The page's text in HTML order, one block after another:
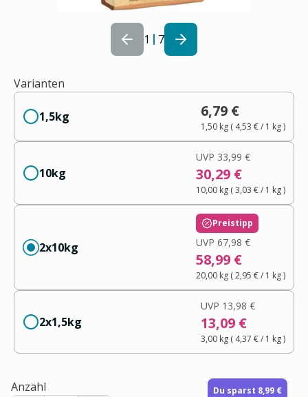
1 7
Varianten
1,5kg 6,79 €
1,50 kg( 4,53 €/ 1 kg)
10kg
UVP 33,99 €
30,29 €
10,00 kg(3,03 €/ 1 kg)
2x10kg
Preistipp
UVP 67,98 €
58,99 €
20,00 kg(2,95 €/ 1 kg)
2x1,5kg
UVP 13,98 €
13,09 €
3,00 kg( 4,37 €/ 1 kg)
Anzahl Du sparst 8,99 €